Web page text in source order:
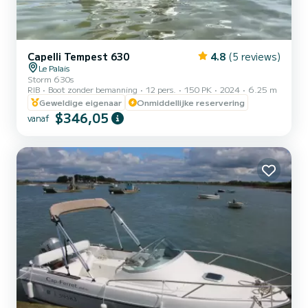
Capelli Tempest 630 4.8 (5 reviews)
Le Palais
Storm 630s
RIB
Boot zonder bemanning 12 pers. 150 PK 2024
6.25 m
Geweldige eigenaar
Onmiddellijke reservering
vanaf $346,05